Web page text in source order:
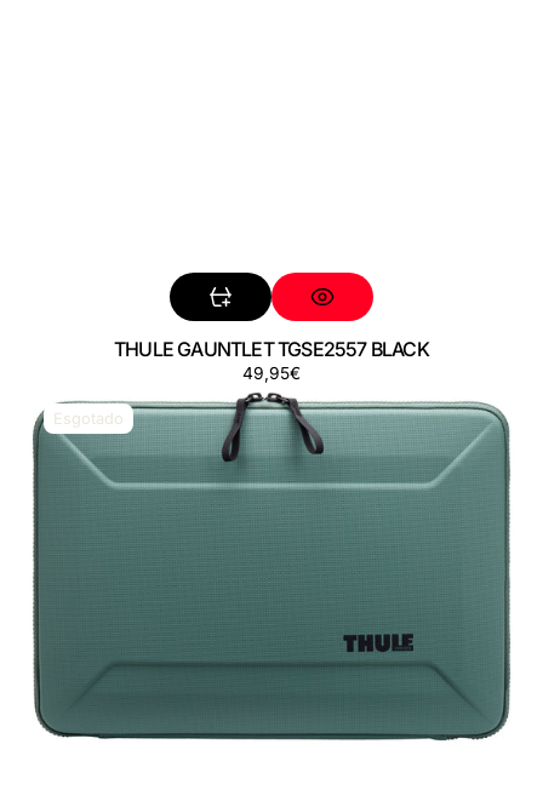
THULE GAUNTLET TGSE2557 BLACK
Preço
49,95€
GAUNTLET
TGSE2557
HAZY
GREEN
Esgotado